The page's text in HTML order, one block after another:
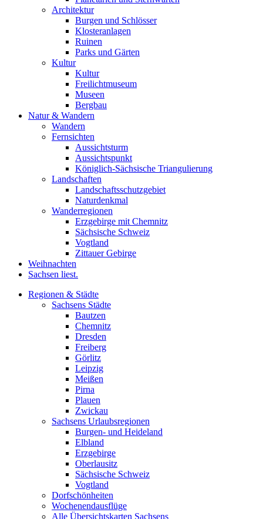
Architektur
Burgen und Schlösser
Klosteranlagen
Ruinen
Parks und Gärten
Kultur
Kultur
Freilichtmuseum
Museen
Bergbau
Natur & Wandern
Wandern
Fernsichten
Aussichtsturm
Aussichtspunkt
Königlich-Sächsische Triangulierung
Landschaften
Landschaftsschutzgebiet
Naturdenkmal
Wanderregionen
Erzgebirge mit Chemnitz
Sächsische Schweiz
Vogtland
Zittauer Gebirge
Weihnachten
Sachsen liest.
Regionen & Städte
Sachsens Städte
Bautzen
Chemnitz
Dresden
Freiberg
Görlitz
Leipzig
Meißen
Pirna
Plauen
Zwickau
Sachsens Urlaubsregionen
Burgen- und Heideland
Elbland
Erzgebirge
Oberlausitz
Sächsische Schweiz
Vogtland
Dorfschönheiten
Wochenendausflüge
Alle Übersichtskarten Sachsens